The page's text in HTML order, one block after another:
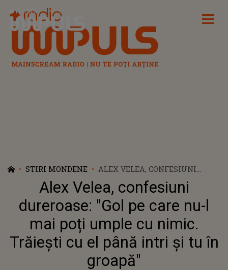
Radio Impuls
STIRI MONDENE
ALEX VELEA, CONFESIUNI
DUREROASE: "GOL PE CARE NU-L
MAI POȚI UMPLE CU NIMIC.
TRĂIEȘTI CU EL PÂNĂ INTRI ȘI
TU ÎN GROAPĂ"
Alex Velea, confesiuni
dureroase: "Gol pe care nu-l
mai poți umple cu nimic.
Trăiești cu el până intri și tu în
groapă"